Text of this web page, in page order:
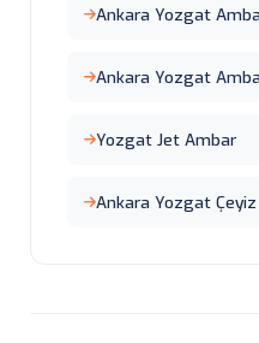
Ankara Yozgat
Ankara Yozgat
Yozgat Jet Ambar
Ankara Yozgat Çeyiz